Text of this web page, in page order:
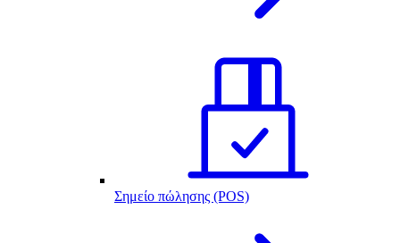
Σημείο πώλησης (POS)